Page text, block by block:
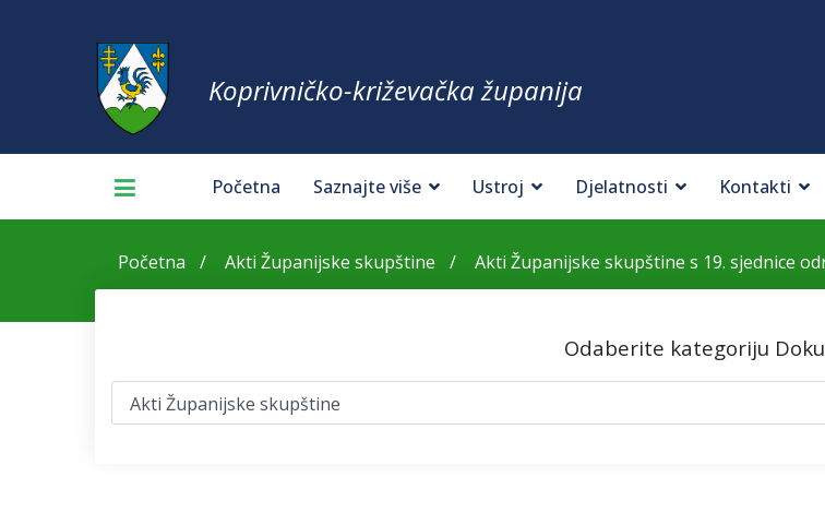
Koprivničko-križevačka županija
Početna Saznajte više Ustroj Djelatnosti Kontakti
Početna Akti Županijske skupštine Akti Županijske skupštine s 19. sjednice
Odaberite kategoriju